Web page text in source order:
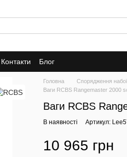
Контакти Блог
Головна Спорядження
Ваги RCBS Rangemaster 2000
Ваги RCBS
В наявності Артикул:
10 965 грн